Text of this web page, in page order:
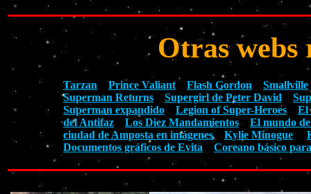
Otras webs
Tarzan Prince Valiant Flash Gordon
Smallville
Superman Returns
Supergirl de Peter David
Superman expandido
Legion of Super-Heroes
El
del Antifaz
Los Diez Mandamientos
El mundo
ciudad de Amposta en imágenes
Kylie Minogue
Documentos gráficos de Evita
Coreano básico